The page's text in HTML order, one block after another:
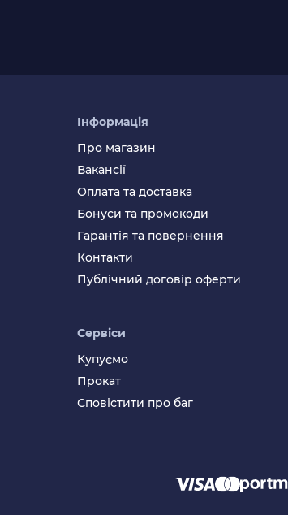
Інформація
Про магазин
Вакансії
Оплата та доставка
Бонуси та промокоди
Гарантія та повернення
Контакти
Публічний договір оферти
Сервіси
Купуємо
Прокат
Сповістити про баг